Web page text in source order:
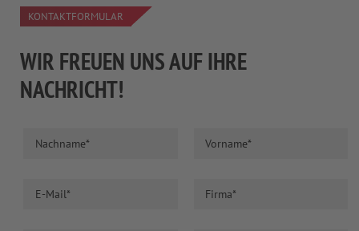
KONTAKTFORMULAR
WIR FREUEN UNS AUF IHRE
NACHRICHT!